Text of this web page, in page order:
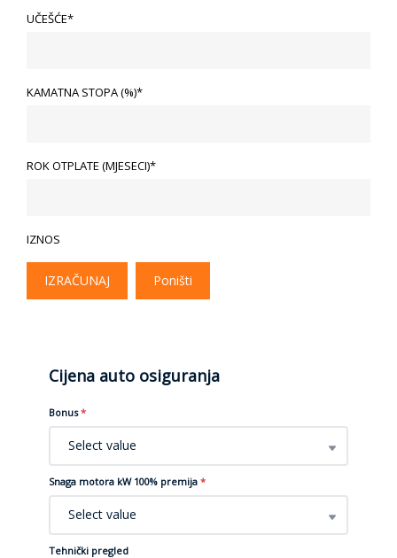
UČEŠĆE*
KAMATNA STOPA (%)*
ROK OTPLATE (MJESECI)*
IZNOS
IZRAČUNAJ Poništi
Cijena auto osiguranja
Bonus *
Select value
Snaga motora kW 100% premija *
Select value
Tehnički pregled